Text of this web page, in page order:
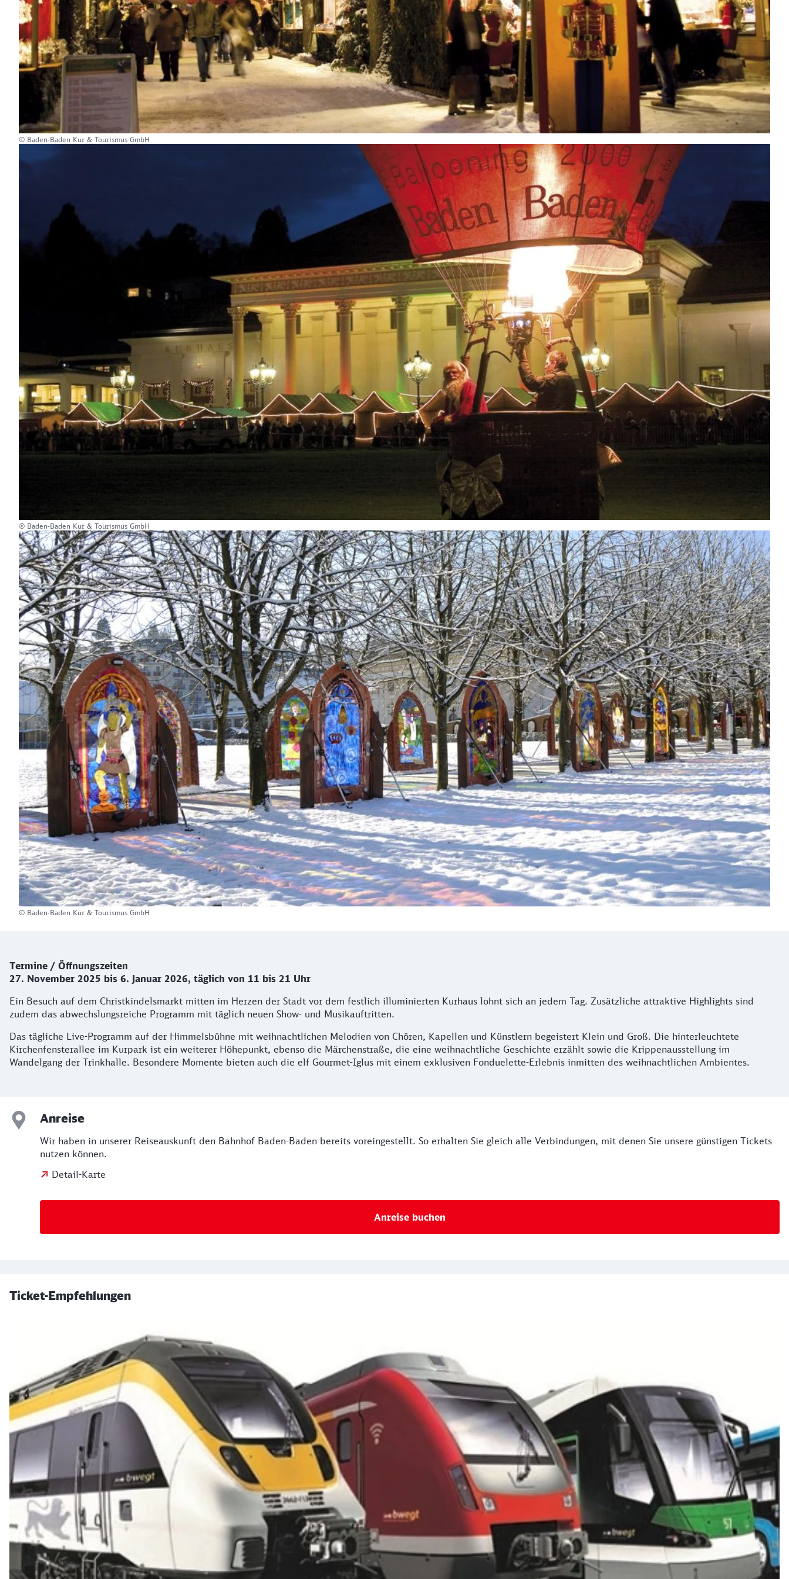
© Baden-Baden Kur & Tourismus GmbH
© Baden-Baden Kur & Tourismus GmbH
© Baden-Baden Kur & Tourismus GmbH
Kurz-Info zum Weihnachtsmarkt
Termine / Öffnungszeiten
27. November 2025 bis 6. Januar 2026, täglich von 11 bis 21 Uhr
Ein Besuch auf dem Christkindelsmarkt mitten im Herzen der Stadt vor dem festlich illuminierten Kurhaus lohnt sich an jedem Tag. Zusätzliche attraktive Highlights sind
zudem das abwechslungsreiche Programm mit täglich neuen Show- und Musikauftritten.
Das tägliche Live-Programm auf der Himmelsbühne mit weihnachtlichen Melodien von Chören, Kapellen und Künstlern begeistert Klein und Groß. Die hinterleuchtete
Kirchenfensterallee im Kurpark ist ein weiterer Höhepunkt, ebenso die Märchenstraße, die eine weihnachtliche Geschichte erzählt sowie die Krippenausstellung im
Wandelgang der Trinkhalle. Besondere Momente bieten auch die elf Gourmet-Iglus mit einem exklusiven Fonduelette-Erlebnis inmitten des weihnachtlichen Ambientes.
Anreise
Wir haben in unserer Reiseauskunft den Bahnhof Baden-Baden bereits voreingestellt. So erhalten Sie gleich alle Verbindungen, mit denen Sie unsere günstigen Tickets
nutzen können.
Detail-Karte
Anreise buchen
Ticket-Empfehlungen